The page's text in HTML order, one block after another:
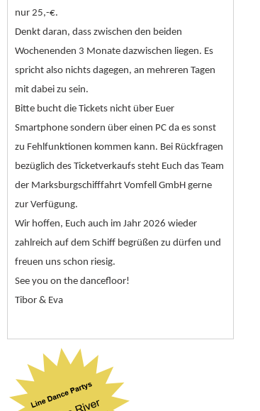
nur 25,-€.
Denkt daran, dass zwischen den beiden
Wochenenden 3 Monate dazwischen liegen. Es
spricht also nichts dagegen, an mehreren Tagen
mit dabei zu sein.
Bitte bucht die Tickets nicht über Euer
Smartphone sondern über einen PC da es sonst
zu Fehlfunktionen kommen kann. Bei Rückfragen
bezüglich des Ticketverkaufs steht Euch das Team
der Marksburgschifffahrt Vomfell GmbH gerne
zur Verfügung.
Wir hoffen, Euch auch im Jahr 2026 wieder
zahlreich auf dem Schiff begrüßen zu dürfen und
freuen uns schon riesig.
See you on the dancefloor!
Tibor & Eva